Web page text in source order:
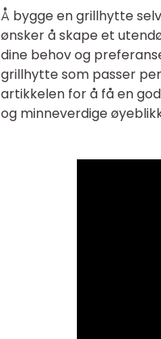
Å bygge en grillhytte
ønsker å skape et
dine behov og
grillhytte som passer
artikkelen for å få en
og minneverdige